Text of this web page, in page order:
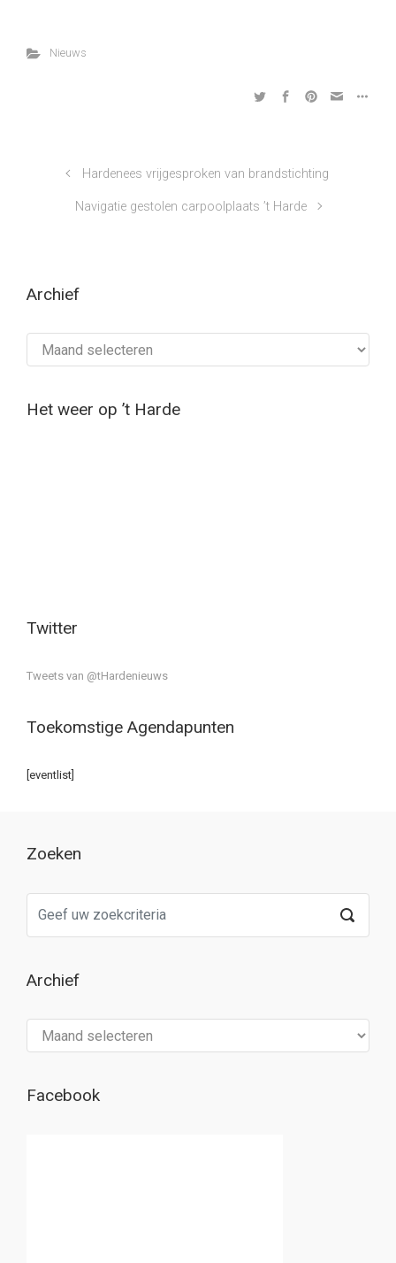
Nieuws
Hardenees vrijgesproken van brandstichting
Navigatie gestolen carpoolplaats ’t Harde
Archief
Het weer op ’t Harde
Twitter
Tweets van @tHardenieuws
Toekomstige Agendapunten
[eventlist]
Zoeken
Archief
Facebook